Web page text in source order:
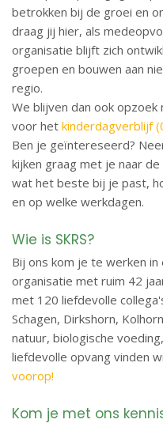
betrokken bij de groei en
draag jij hier, als
organisatie blijft zich
groepen en bouwen aan
regio.
We blijven dan ook
voor het kinderdagverblijf
Ben je geïntereseerd?
kijken graag met je naar
wat het beste bij je past,
en op welke werkdagen.
Wie is SKRS?
Bij ons kom je te werken
organisatie met ruim 42
met 120 liefdevolle
Schagen, Dirkshorn,
natuur, biologische
liefdevolle opvang vinden
voorop!
Kom je met ons